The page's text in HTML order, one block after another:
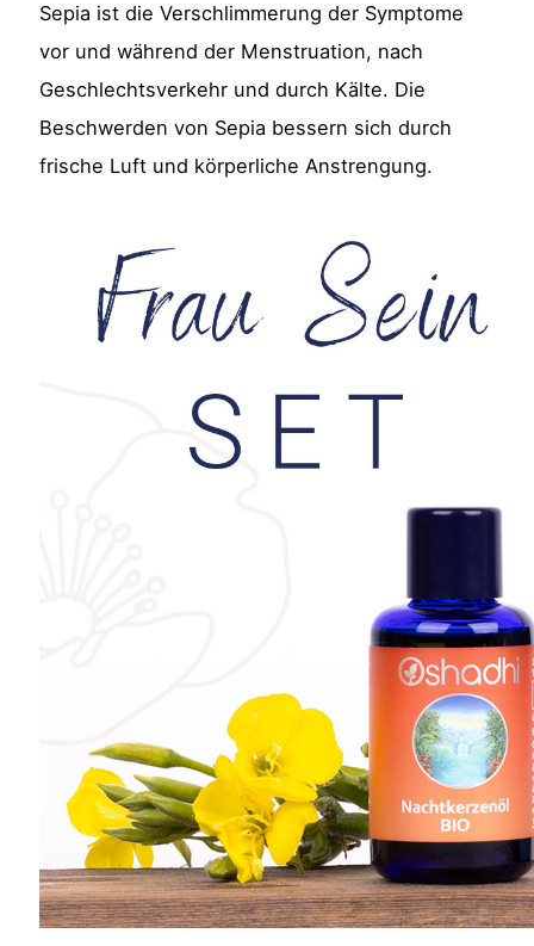
Sepia ist die Verschlimmerung der Symptome
vor und während der Menstruation, nach
Geschlechtsverkehr und durch Kälte. Die
Beschwerden von Sepia bessern sich durch
frische Luft und körperliche Anstrengung.